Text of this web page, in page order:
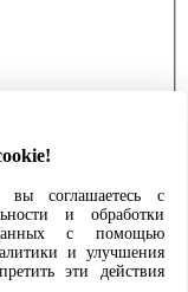
вы соглашаетесь с
и обработки
данных с помощью
и улучшения
эти действия